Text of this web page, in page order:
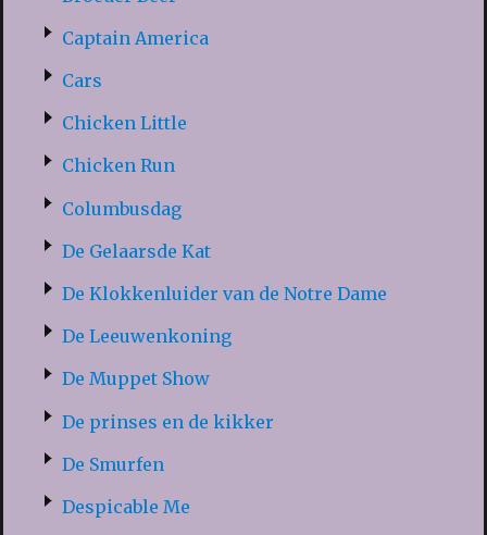
Captain America
Cars
Chicken Little
Chicken Run
Columbusdag
De Gelaarsde Kat
De Klokkenluider van de Notre Dame
De Leeuwenkoning
De Muppet Show
De prinses en de kikker
De Smurfen
Despicable Me